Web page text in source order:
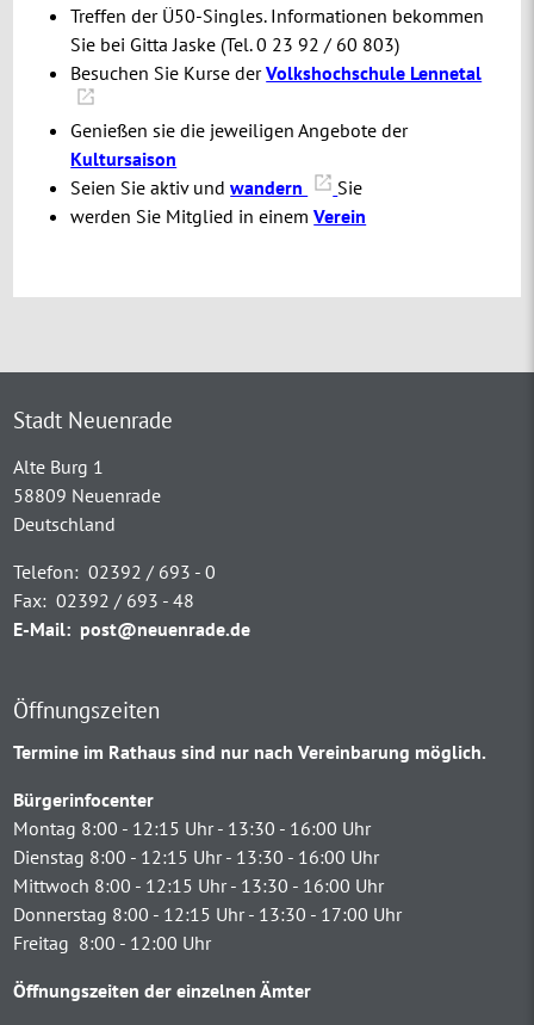
Treffen der Ü50-Singles. Informationen bekommen
Sie bei Gitta Jaske (Tel. 0 23 92 / 60 803)
Besuchen Sie Kurse derVolkshochschule Lennetal
Genießen sie die jeweiligen Angebote der
Kultursaison
Seien Sie aktiv undwandern
Sie
werden Sie Mitglied in einemVerein
Stadt Neuenrade
Alte Burg 1
58809 Neuenrade
Deutschland
Telefon: 02392 / 693 - 0
Fax: 02392 / 693 - 48
E-Mail: post@neuenrade.de
Öffnungszeiten
Termine im Rathaus sind nur nach Vereinbarung möglich.
Bürgerinfocenter
Montag 8:00 - 12:15 Uhr - 13:30 - 16:00 Uhr
Dienstag 8:00 - 12:15 Uhr - 13:30 - 16:00 Uhr
Mittwoch 8:00 - 12:15 Uhr - 13:30 - 16:00 Uhr
Donnerstag 8:00 - 12:15 Uhr - 13:30 - 17:00 Uhr
Freitag 8:00 - 12:00 Uhr
Öffnungszeiten der einzelnen Ämter